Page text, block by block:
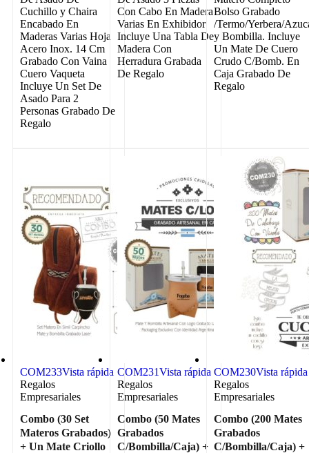
Cuchillo y Chaira
Encabado En
Maderas Varias Hoja
Acero Inox. 14 Cm
Grabado Con Vaina
Cuero Vaqueta
Incluye Un Set De
Asado Para 2
Personas Grabado De
Regalo
Con Cabo En Madera
Varias En Exhibidor
Incluye Una Tabla De
Madera Con
Herradura Grabada
De Regalo
Bolso Grabado
/Termo/Yerbera/
y Bombilla. Incluye
Un Mate De Cuero
Crudo C/Bomb. En
Caja Grabado De
Regalo
COM233Vista rápida
Regalos
Empresariales
Combo (30 Set
Materos Grabados)
+ Un Mate Criollo
COM231Vista rápida
Regalos
Empresariales
Combo (50 Mates
Grabados
C/Bombilla/Caja) +
COM230Vista rápida
Regalos
Empresariales
Combo (200 Mates
Grabados
C/Bombilla/Caja) +